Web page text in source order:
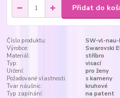
Přidat do
Číslo produktu:
SW-vl-
Výrobce:
Swarovski
Materiál:
stříbro
Typ:
visací
Určení:
pro ženy
Požadované vlastnosti:
s kameny
Tvar náušnic:
kruhové
Typ zapínání:
na patent